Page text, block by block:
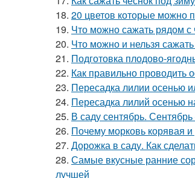
18. 20 цветов которые можно
19. Что можно сажать рядом с
20. Что можно и нельзя
21. Подготовка плодово-
22. Как правильно проводить
23. Пересадка лилии осенью
24. Пересадка лилий осенью
25. В саду сентябрь.
26. Почему морковь корявая
27. Дорожка в саду. Как
28. Самые вкусные ранние
лучшей